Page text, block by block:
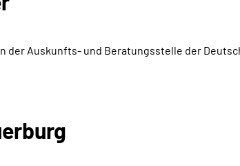
der Auskunfts- und Beratungsstelle der